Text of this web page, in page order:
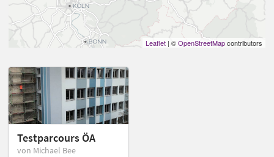
Leaflet | ©OpenStreetMapcontributors
Testparcours ÖA
von Michael Bee